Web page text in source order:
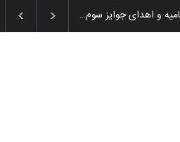
و اهدای جوایز سوم…